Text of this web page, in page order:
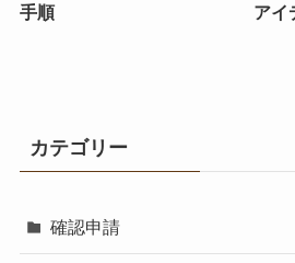
手順
アイ
カテゴリー
確認申請